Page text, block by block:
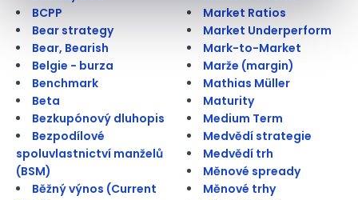
BCPP
Bear strategy
Bear, Bearish
Belgie - burza
Benchmark
Beta
Bezkupónový dluhopis
Bezpodílové
spoluvlastnictví manželů
(BSM)
Běžný výnos (Current
Market Ratios
Market Underperform
Mark-to-Market
Marže (margin)
Mathias Müller
Maturity
Medium Term
Medvědí strategie
Medvědí trh
Měnové spready
Měnové trhy